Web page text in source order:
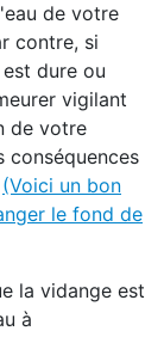
de votre
contre, si
dure ou
vigilant
de votre
conséquences
(Voici un bon
le fond de
la vidange est
à